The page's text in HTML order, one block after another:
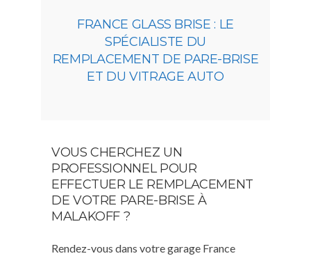
FRANCE GLASS BRISE : LE
SPÉCIALISTE DU
REMPLACEMENT DE PARE-BRISE
ET DU VITRAGE AUTO
VOUS CHERCHEZ UN
PROFESSIONNEL POUR
EFFECTUER LE REMPLACEMENT
DE VOTRE PARE-BRISE À
MALAKOFF ?
Rendez-vous dans votre garage France